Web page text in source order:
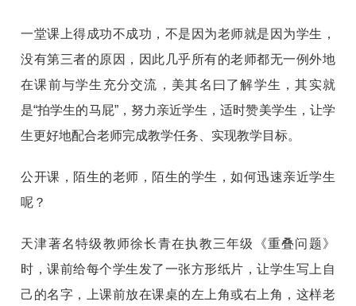
一堂课上得成功不成功，不是因为老师就是因为学生，
没有第三者的原因，因此几乎所有的老师都无一例外地
在课前与学生充分交流，美其名曰了解学生，其实就
是“拍学生的马屁”，努力亲近学生，适时赞美学生，让学
生更好地配合老师完成教学任务、实现教学目标。
公开课，陌生的老师，陌生的学生，如何迅速亲近学生
呢？
天津著名特级教师徐长青在执教三年级《重叠问题》
时，课前给每个学生发了一张方形纸片，让学生写上自
己的名字，上课前放在课桌的左上角或右上角，这样老